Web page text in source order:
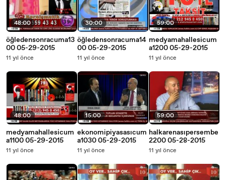
48:00
öğledensonracuma13
00 05-29-2015
11 yıl önce
48:00
medyamahallesicum
a1100 05-29-2015
11 yıl önce
30:00
öğledensonracuma14
00 05-29-2015
11 yıl önce
15:00
ekonomipiyasasıcum
a1030 05-29-2015
11 yıl önce
59:00
medyamahallesicum
a1200 05-29-2015
11 yıl önce
59:00
halkarenasıpersembe
2200 05-28-2015
11 yıl önce